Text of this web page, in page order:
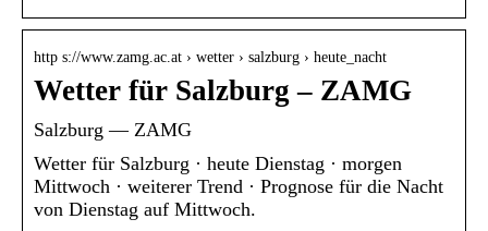
http s://www.zamg.ac.at › wetter › salzburg › heute_nacht
Wetter für Salzburg – ZAMG
Salzburg — ZAMG
Wetter für Salzburg · heute Dienstag · morgen
Mittwoch · weiterer Trend · Prognose für die Nacht
von Dienstag auf Mittwoch.